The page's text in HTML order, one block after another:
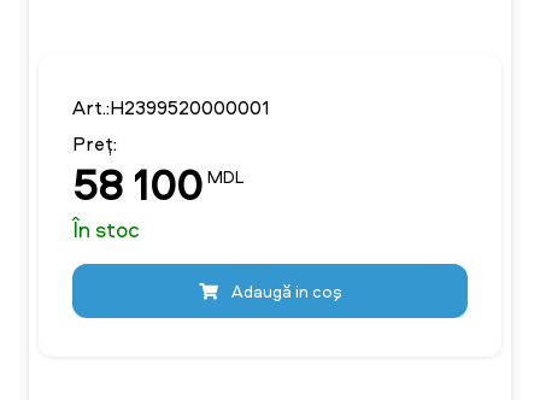
Art.:H2399520000001
Preț:
58 100 MDL
În stoc
Adaugă in coş